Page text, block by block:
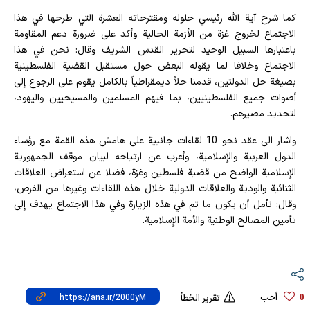
كما شرح آية الله رئيسي حلوله ومقترحاته العشرة التي طرحها في هذا
الاجتماع لخروج غزة من الأزمة الحالية وأكد على ضرورة دعم المقاومة
باعتبارها السبيل الوحيد لتحرير القدس الشريف وقال: نحن في هذا
الاجتماع وخلافا لما يقوله البعض حول مستقبل القضية الفلسطينية
بصيغة حل الدولتين، قدمنا ​​حلاً ديمقراطياً بالكامل يقوم على الرجوع إلى
أصوات جميع الفلسطينيين، بما فيهم المسلمين والمسيحيين واليهود،
لتحديد مصيرهم.
واشار الى عقد نحو 10 لقاءات جانبية على هامش هذه القمة مع رؤساء
الدول العربية والإسلامية، وأعرب عن ارتياحه لبيان موقف الجمهورية
الإسلامية الواضح من قضية فلسطين وغزة، فضلا عن استعراض العلاقات
الثنائية والودية والعلاقات الدولية خلال هذه اللقاءات وغيرها من الفرص،
وقال: نأمل أن يكون ما تم في هذه الزيارة وفي هذا الاجتماع يهدف إلى
تأمين المصالح الوطنية والأمة الإسلامية.
0 أحب تقرير الخطأ